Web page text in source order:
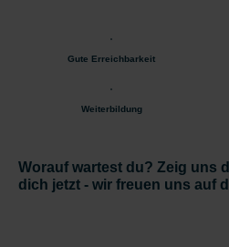
Gute Erreichbarkeit
Weiterbildung
Worauf wartest du? Zeig uns
dich jetzt - wir freuen uns auf